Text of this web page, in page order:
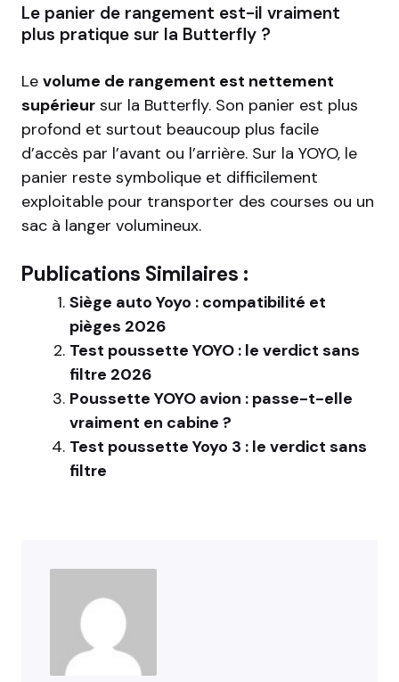
Le panier de rangement est-il vraiment
plus pratique sur la Butterfly ?
Le volume de rangement est nettement
supérieur sur la Butterfly. Son panier est plus
profond et surtout beaucoup plus facile
d’accès par l’avant ou l’arrière. Sur la YOYO, le
panier reste symbolique et difficilement
exploitable pour transporter des courses ou un
sac à langer volumineux.
Publications Similaires :
Siège auto Yoyo : compatibilité et
pièges 2026
Test poussette YOYO : le verdict sans
filtre 2026
Poussette YOYO avion : passe-t-elle
vraiment en cabine ?
Test poussette Yoyo 3 : le verdict sans
filtre